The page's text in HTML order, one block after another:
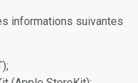
informations suivantes